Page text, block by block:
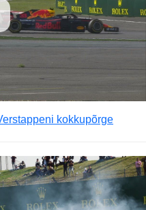
kokkupõrge